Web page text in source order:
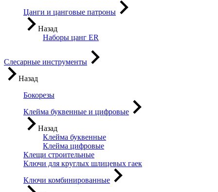
Цанги и цанговые патроны
Назад
Наборы цанг ER
Слесарные инструменты
Назад
Бокорезы
Клейма буквенные и цифровые
Назад
Клейма буквенные
Клейма цифровые
Клещи строительные
Ключи для круглых шлицевых гаек
Ключи комбинированные